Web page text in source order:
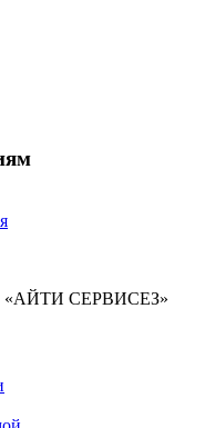
«АЙТИ СЕРВИСЕЗ»